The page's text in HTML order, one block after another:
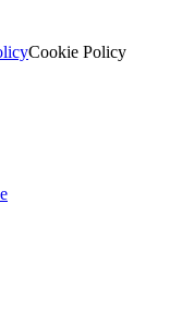
Cookie Policy